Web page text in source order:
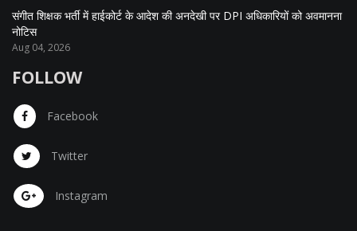
संगीत शिक्षक भर्ती में हाईकोर्ट के आदेश की अनदेखी पर DPI अधिकारियों को अवमानना
नोटिस
Aug 04, 2026
FOLLOW
Facebook
Twitter
Instagram